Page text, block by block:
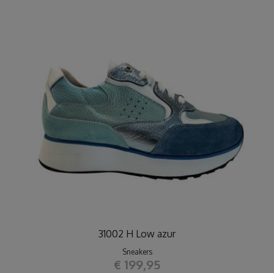
31002 H Low azur
Sneakers
€ 199,95